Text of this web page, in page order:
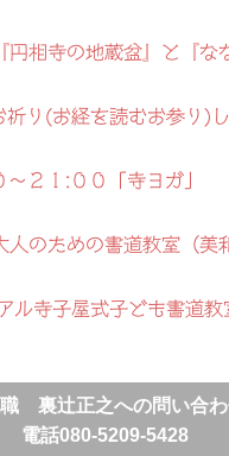
相寺の地蔵盆』と『な
り(お経を読むお参り)
２１:００「寺ヨガ」
のための書道教室（美
ル寺子屋式子ども書道教